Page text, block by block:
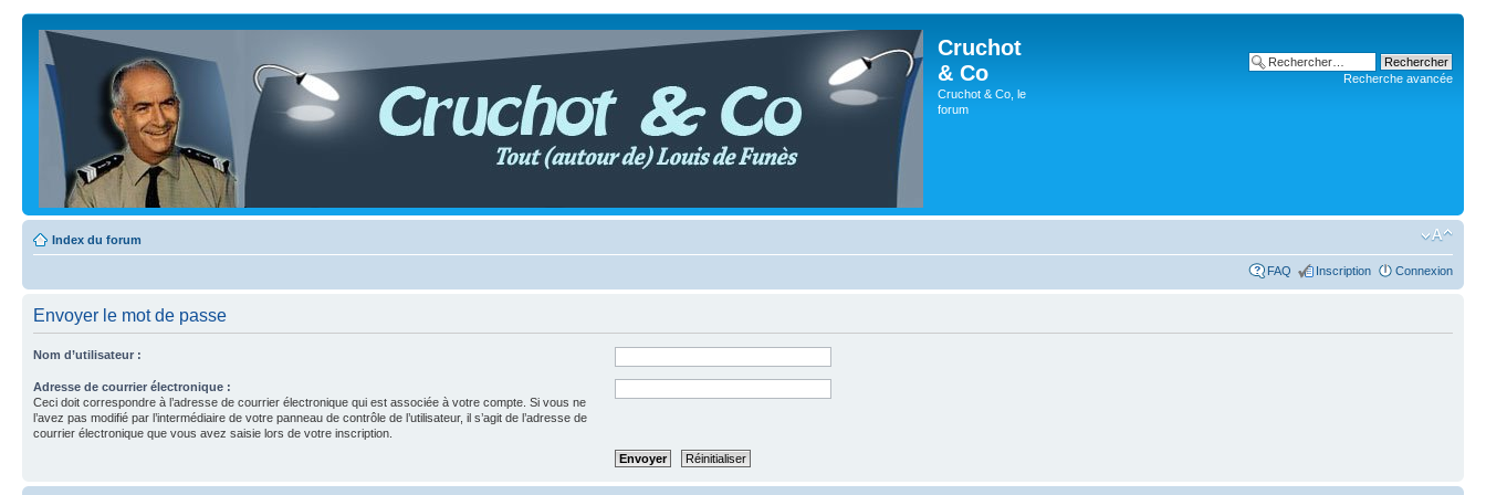
Cruchot
& Co
Cruchot & Co, le
forum
Recherche avancée
Index du forum
FAQ Inscription Connexion
Envoyer le mot de passe
Nom d’utilisateur :
Adresse de courrier électronique :
Ceci doit correspondre à l’adresse de courrier électronique qui est associée à votre compte. Si vous ne
l’avez pas modifié par l’intermédiaire de votre panneau de contrôle de l’utilisateur, il s’agit de l’adresse de
courrier électronique que vous avez saisie lors de votre inscription.